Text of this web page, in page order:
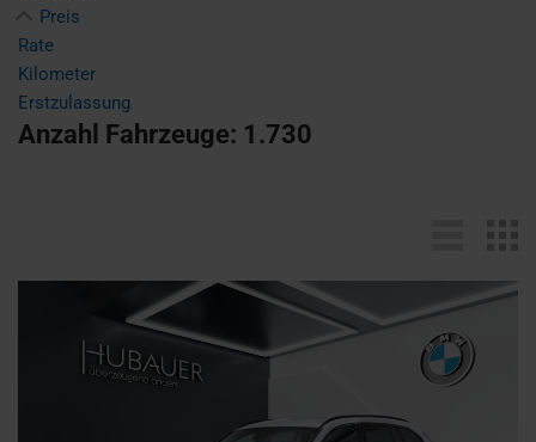
Preis
Rate
Kilometer
Erstzulassung
Anzahl Fahrzeuge: 1.730